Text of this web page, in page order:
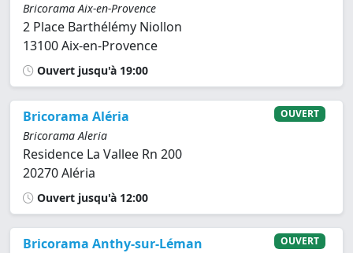
Bricorama Aix-en-Provence
2 Place Barthélémy Niollon
13100 Aix-en-Provence
Ouvert jusqu'à 19:00
Bricorama Aléria
Bricorama Aleria
Residence La Vallee Rn 200
20270 Aléria
OUVERT
Ouvert jusqu'à 12:00
Bricorama Anthy-sur-Léman OUVERT